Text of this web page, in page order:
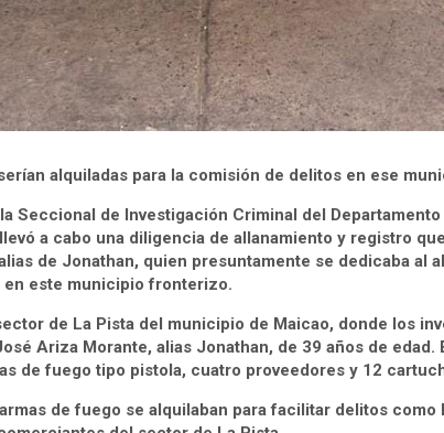
alquiladas para la comisión de delitos en ese
Seccional de Investigación Criminal del
a cabo una diligencia de allanamiento y registro
de Jonathan, quien presuntamente se dedicaba al
este municipio fronterizo.
de La Pista del municipio de Maicao, donde los
Ariza Morante, alias Jonathan, de 39 años de edad.
de fuego tipo pistola, cuatro proveedores y 12
de fuego se alquilaban para facilitar delitos